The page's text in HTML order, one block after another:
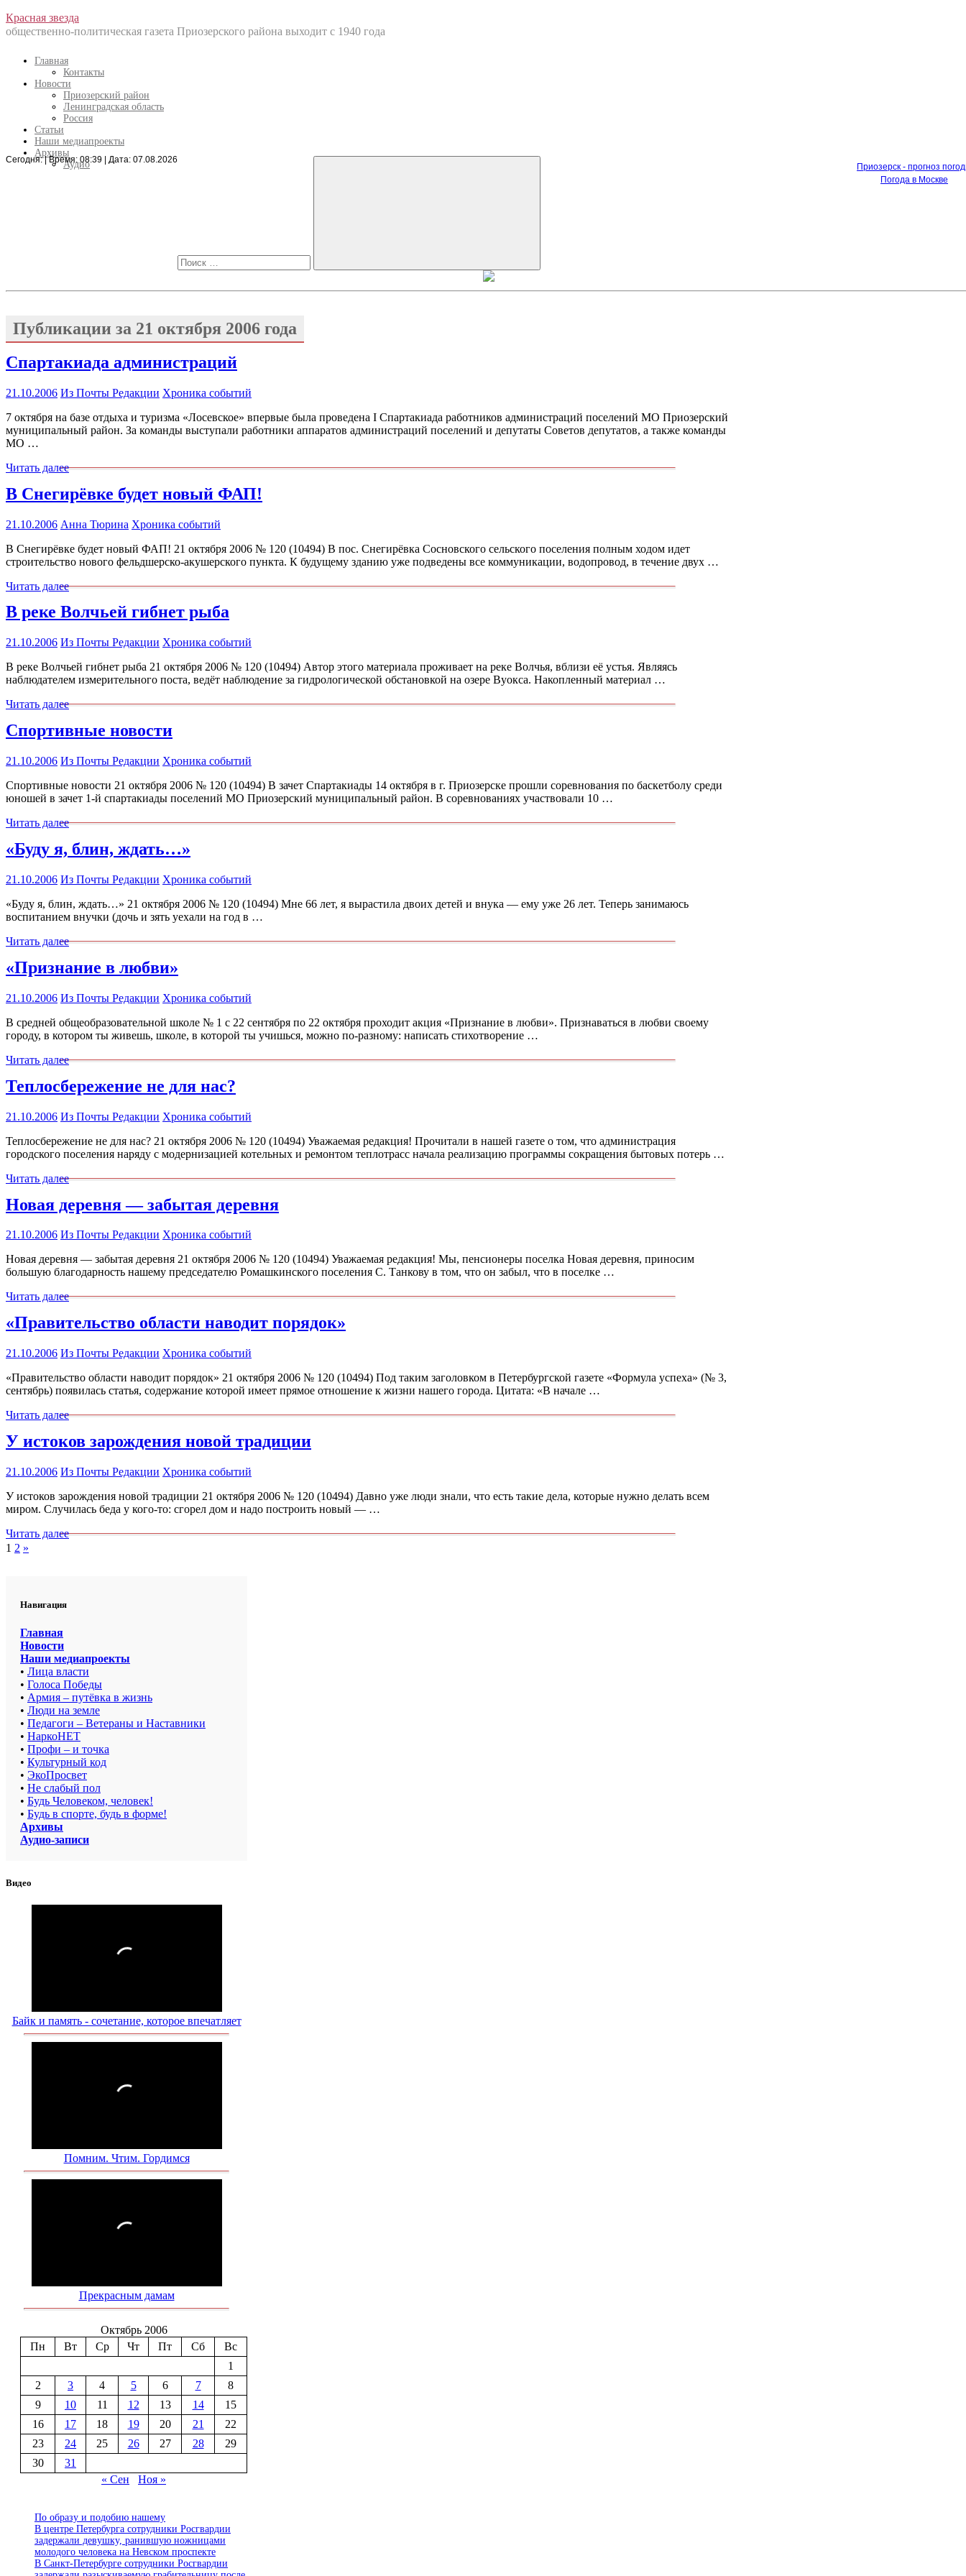
Перейти
к
Красная звезда
общественно-политическая газета Приозерского района выходит с 1940 года
Главная
Контакты
Новости
Приозерский район
Ленинградская область
Россия
Статьи
Наши медиапроекты
Архивы
Аудио
Сегодня: | Время: 08:39 | Дата: 07.08.2026
Приозерск - прогноз
Погода в Москве
Искать
Публикации за 21 октября 2006 года
Спартакиада администраций
21.10.2006 Из Почты Редакции Хроника событий
7 октября на базе отдыха и туризма «Лосевское» впервые была проведена I Спартакиада работников администраций поселений МО Приозерский
муниципальный район. За команды выступали работники аппаратов администраций поселений и депутаты Советов депутатов, а также команды
МО …
Читать далее
В Снегирёвке будет новый ФАП!
21.10.2006 Анна Тюрина Хроника событий
В Снегирёвке будет новый ФАП! 21 октября 2006 № 120 (10494) В пос. Снегирёвка Сосновского сельского поселения полным ходом идет
строительство нового фельдшерско-акушерского пункта. К будущему зданию уже подведены все коммуникации, водопровод, в течение двух …
Читать далее
В реке Волчьей гибнет рыба
21.10.2006 Из Почты Редакции Хроника событий
В реке Волчьей гибнет рыба 21 октября 2006 № 120 (10494) Автор этого материала проживает на реке Волчья, вблизи её устья. Являясь
наблюдателем измерительного поста, ведёт наблюдение за гидрологической обстановкой на озере Вуокса. Накопленный материал …
Читать далее
Спортивные новости
21.10.2006 Из Почты Редакции Хроника событий
Спортивные новости 21 октября 2006 № 120 (10494) В зачет Спартакиады 14 октября в г. Приозерске прошли соревнования по баскетболу среди
юношей в зачет 1-й спартакиады поселений МО Приозерский муниципальный район. В соревнованиях участвовали 10 …
Читать далее
«Буду я, блин, ждать…»
21.10.2006 Из Почты Редакции Хроника событий
«Буду я, блин, ждать…» 21 октября 2006 № 120 (10494) Мне 66 лет, я вырастила двоих детей и внука — ему уже 26 лет. Теперь занимаюсь
воспитанием внучки (дочь и зять уехали на год в …
Читать далее
«Признание в любви»
21.10.2006 Из Почты Редакции Хроника событий
В средней общеобразовательной школе № 1 с 22 сентября по 22 октября проходит акция «Признание в любви». Признаваться в любви своему
городу, в котором ты живешь, школе, в которой ты учишься, можно по-разному: написать стихотворение …
Читать далее
Теплосбережение не для нас?
21.10.2006 Из Почты Редакции Хроника событий
Теплосбережение не для нас? 21 октября 2006 № 120 (10494) Уважаемая редакция! Прочитали в нашей газете о том, что администрация
городского поселения наряду с модернизацией котельных и ремонтом теплотрасс начала реализацию программы сокращения бытовых потерь …
Читать далее
Новая деревня — забытая деревня
21.10.2006 Из Почты Редакции Хроника событий
Новая деревня — забытая деревня 21 октября 2006 № 120 (10494) Уважаемая редакция! Мы, пенсионеры поселка Новая деревня, приносим
большую благодарность нашему председателю Ромашкинского поселения С. Танкову в том, что он забыл, что в поселке …
Читать далее
«Правительство области наводит порядок»
21.10.2006 Из Почты Редакции Хроника событий
«Правительство области наводит порядок» 21 октября 2006 № 120 (10494) Под таким заголовком в Петербургской газете «Формула успеха» (№ 3,
сентябрь) появилась статья, содержание которой имеет прямое отношение к жизни нашего города. Цитата: «В начале …
Читать далее
У истоков зарождения новой традиции
21.10.2006 Из Почты Редакции Хроника событий
У истоков зарождения новой традиции 21 октября 2006 № 120 (10494) Давно уже люди знали, что есть такие дела, которые нужно делать всем
миром. Случилась беда у кого-то: сгорел дом и надо построить новый — …
Читать далее
Пагинация
1 2 След.
»
Навигация
Главная
Новости
Наши медиапроекты
• Лица власти
• Голоса Победы
• Армия – путёвка в жизнь
• Люди на земле
• Педагоги – Ветераны и Наставники
• НаркоНЕТ
• Профи – и точка
• Культурный код
• ЭкоПросвет
• Не слабый пол
• Будь Человеком, человек!
• Будь в спорте, будь в форме!
Архивы
Аудио-записи
Видео
Байк и память - сочетание, которое впечатляет
Помним. Чтим. Гордимся
Прекрасным дамам
Октябрь 2006
Пн
Вт Ср Чт Пт Сб
Вс
1
2
3 4 5 6 7
8
9
10 11 12 13 14
15
16
17 18 19 20 21
22
23
24 25 26 27 28
29
30
31
« Сен
Ноя »
По образу и подобию нашему
В центре Петербурга сотрудники Росгвардии
задержали девушку, ранившую ножницами
молодого человека на Невском проспекте
В Санкт-Петербурге сотрудники Росгвардии